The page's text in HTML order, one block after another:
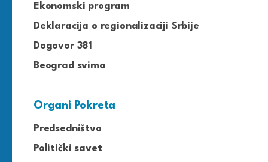
Ekonomski program
Deklaracija o regionalizaciji Srbije
Dogovor 381
Beograd svima
Organi Pokreta
Predsedništvo
Politički savet